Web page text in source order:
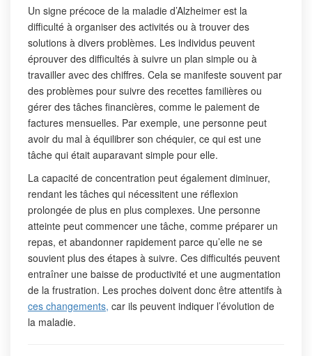
Un signe précoce de la maladie d’Alzheimer est la
difficulté à organiser des activités ou à trouver des
solutions à divers problèmes. Les individus peuvent
éprouver des difficultés à suivre un plan simple ou à
travailler avec des chiffres. Cela se manifeste souvent par
des problèmes pour suivre des recettes familières ou
gérer des tâches financières, comme le paiement de
factures mensuelles. Par exemple, une personne peut
avoir du mal à équilibrer son chéquier, ce qui est une
tâche qui était auparavant simple pour elle.
La capacité de concentration peut également diminuer,
rendant les tâches qui nécessitent une réflexion
prolongée de plus en plus complexes. Une personne
atteinte peut commencer une tâche, comme préparer un
repas, et abandonner rapidement parce qu’elle ne se
souvient plus des étapes à suivre. Ces difficultés peuvent
entraîner une baisse de productivité et une augmentation
de la frustration. Les proches doivent donc être attentifs à
ces changements, car ils peuvent indiquer l’évolution de
la maladie.